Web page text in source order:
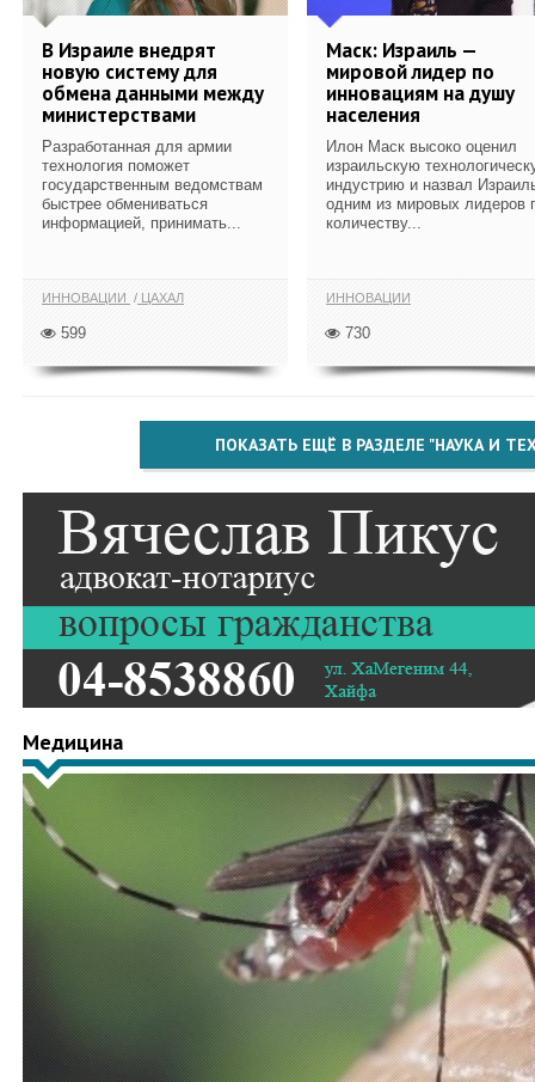
В Израиле внедрят
новую систему для
обмена данными между
министерствами
Разработанная для армии
технология поможет
государственным ведомствам
быстрее обмениваться
информацией, принимать...
ИННОВАЦИИ ЦАХАЛ
599
Маск: Израиль —
мировой лидер по
инновациям на душу
населения
Илон Маск высоко оценил
израильскую
индустрию и назвал
одним из мировых лидеров
количеству...
ИННОВАЦИИ
730
ПОКАЗАТЬ ЕЩЁ В РАЗДЕЛЕ "НАУКА И
Медицина